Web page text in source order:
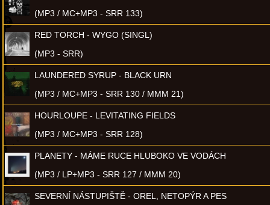
(MP3 / MC+MP3 - SRR 133)
RED TORCH - WYGO (SINGL)
(MP3 - SRR)
LAUNDERED SYRUP - BLACK URN
(MP3 / MC+MP3 - SRR 130 / MMM 21)
HOURLOUPE - LEVITATING FIELDS
(MP3 / MC+MP3 - SRR 128)
PLANETY - MÁME RUCE HLUBOKO VE VODÁCH
(MP3 / LP+MP3 - SRR 127 / MMM 20)
SEVERNÍ NÁSTUPIŠTĚ - OREL, NETOPÝR A PES